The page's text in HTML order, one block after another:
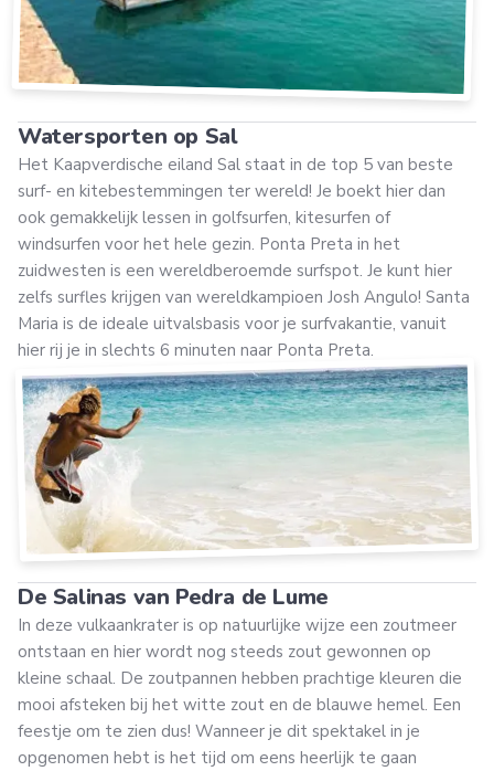
Watersporten op Sal
Het Kaapverdische eiland Sal staat in de top 5 van beste
surf- en kitebestemmingen ter wereld! Je boekt hier dan
ook gemakkelijk lessen in golfsurfen, kitesurfen of
windsurfen voor het hele gezin. Ponta Preta in het
zuidwesten is een wereldberoemde surfspot. Je kunt hier
zelfs surfles krijgen van wereldkampioen Josh Angulo! Santa
Maria is de ideale uitvalsbasis voor je surfvakantie, vanuit
hier rij je in slechts 6 minuten naar Ponta Preta.
De Salinas van Pedra de Lume
In deze vulkaankrater is op natuurlijke wijze een zoutmeer
ontstaan en hier wordt nog steeds zout gewonnen op
kleine schaal. De zoutpannen hebben prachtige kleuren die
mooi afsteken bij het witte zout en de blauwe hemel. Een
feestje om te zien dus! Wanneer je dit spektakel in je
opgenomen hebt is het tijd om eens heerlijk te gaan